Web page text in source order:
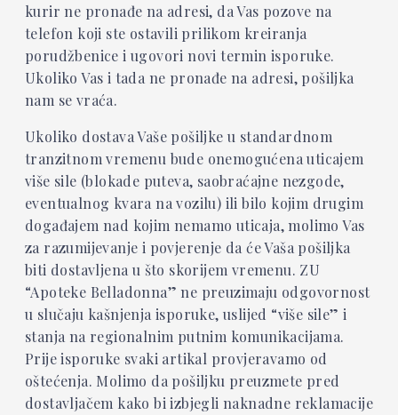
kurir ne pronađe na adresi, da Vas pozove na
telefon koji ste ostavili prilikom kreiranja
porudžbenice i ugovori novi termin isporuke.
Ukoliko Vas i tada ne pronađe na adresi, pošiljka
nam se vraća.
Ukoliko dostava Vaše pošiljke u standardnom
tranzitnom vremenu bude onemogućena uticajem
više sile (blokade puteva, saobraćajne nezgode,
eventualnog kvara na vozilu) ili bilo kojim drugim
događajem nad kojim nemamo uticaja, molimo Vas
za razumijevanje i povjerenje da će Vaša pošiljka
biti dostavljena u što skorijem vremenu. ZU
“Apoteke Belladonna” ne preuzimaju odgovornost
u slučaju kašnjenja isporuke, uslijed “više sile” i
stanja na regionalnim putnim komunikacijama.
Prije isporuke svaki artikal provjeravamo od
oštećenja. Molimo da pošiljku preuzmete pred
dostavljačem kako bi izbjegli naknadne reklamacije